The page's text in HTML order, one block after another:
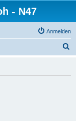
- N47
Anmelden